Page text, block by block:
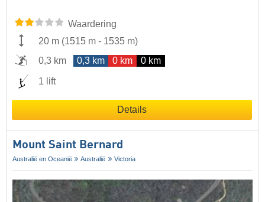
Waardering
20 m (1515 m - 1535 m)
0,3 km
0,3 km 0 km 0 km
1 lift
Details
Mount Saint Bernard
Australië en Oceanië Australië Victoria